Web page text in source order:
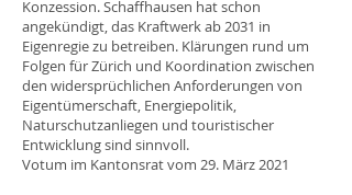
Konzession. Schaffhausen hat schon
angekündigt, das Kraftwerk ab 2031 in
Eigenregie zu betreiben. Klärungen rund um
Folgen für Zürich und Koordination zwischen
den widersprüchlichen Anforderungen von
Eigentümerschaft, Energiepolitik,
Naturschutzanliegen und touristischer
Entwicklung sind sinnvoll.
Votum im Kantonsrat vom 29. März 2021